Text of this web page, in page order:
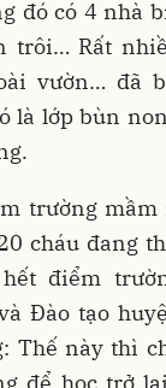
đó có 4 nhà
trôi… Rất
vườn… đã
là lớp bùn
trường mầm
cháu đang
điểm
Đào tạo
Thế này thì